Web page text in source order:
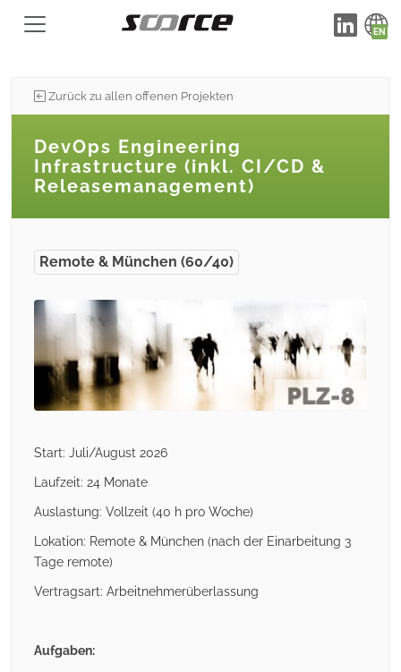
Zurück zu allen offenen Projekten
DevOps Engineering
Infrastructure (inkl. CI/CD &
Releasemanagement)
Remote & München (60/40)
Start: Juli/August 2026
Laufzeit: 24 Monate
Auslastung: Vollzeit (40 h pro Woche)
Lokation: Remote & München (nach der Einarbeitung 3
Tage remote)
Vertragsart: Arbeitnehmerüberlassung
Aufgaben: